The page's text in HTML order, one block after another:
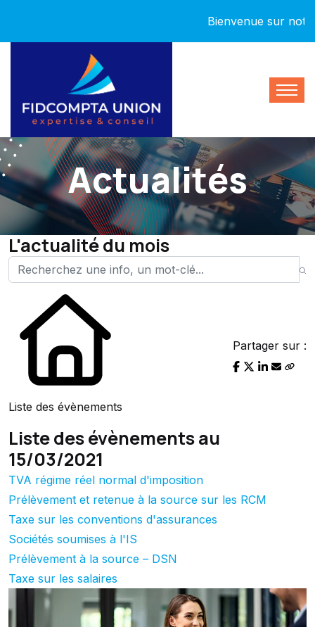
Bienvenue sur notre
Actualités
L'actualité du mois
Liste des évènements
Partager sur :
Liste des évènements au
15/03/2021
TVA régime réel normal d'imposition
Prélèvement et retenue à la source sur les RCM
Taxe sur les conventions d'assurances
Sociétés soumises à l'IS
Prélèvement à la source – DSN
Taxe sur les salaires